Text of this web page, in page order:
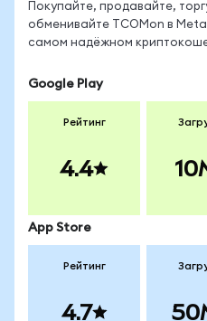
Покупайте, продавайте,
обменивайте TCOMon в
самом надёжном
Google Play
Рейтинг
4.4
App Store
Рейтинг
4.7